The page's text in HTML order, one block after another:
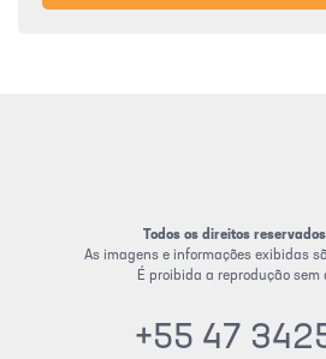
Todos os direitos
As imagens e informações exibidas
É proibida a reprodução sem
+55 47